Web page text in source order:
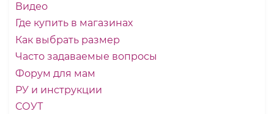
Видео
Где купить в магазинах
Как выбрать размер
Часто задаваемые вопросы
Форум для мам
РУ и инструкции
СОУТ